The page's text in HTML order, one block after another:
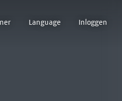
Language Inloggen